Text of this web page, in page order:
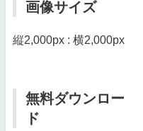
画像サイズ
縦2,000px : 横2,000px
無料ダウンロー
ド